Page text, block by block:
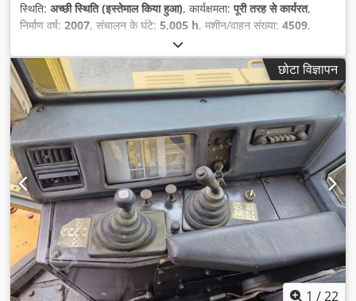
स्थिति: अच्छी स्थिति (इस्तेमाल किया हुआ), कार्यक्षमता:पूरी तरह से कार्यरत,
निर्माण वर्ष: 2007, संचालन के घंटे: 5,005 h, मशीन/वाहन संख्या: 4509,
छोटा विज्ञापन
1 /22